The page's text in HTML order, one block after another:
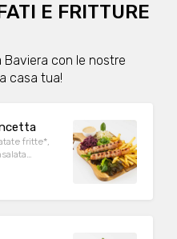
E FRITTURE
con le nostre
casa tua!
fritte*,